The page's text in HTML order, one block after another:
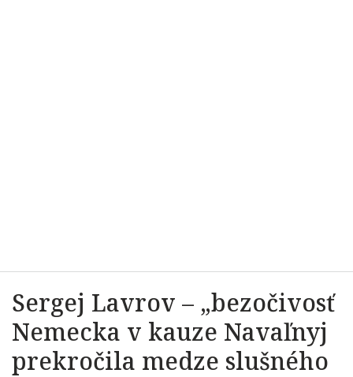
Sergej Lavrov – „bezočivosť
Nemecka v kauze Navaľnyj
prekročila medze slušného